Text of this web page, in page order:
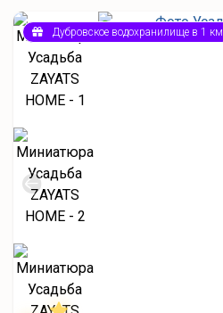
Дубровское водохранилище в 1 км